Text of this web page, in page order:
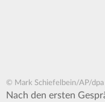
© Mark Schiefelbein/AP/dpa
Nach den ersten